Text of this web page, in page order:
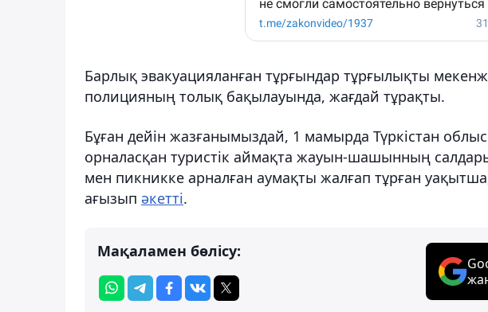
Барлық эвакуацияланған тұрғындар тұрғылықты
полицияның толық бақылауында, жағдай тұрақты.
Бұған дейін жазғанымыздай, 1 мамырда Түркістан
орналасқан туристік аймақта жауын-шашынның
мен пикникке арналған аумақты жалғап тұрған уақытша,
ағызып әкетті.
Мақаламен бөлісу: